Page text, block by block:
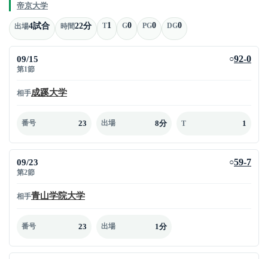
帝京大学
出場4試合 時間22分 T1 G0 PG0 DG0
09/15
第1節
○92-0
相手成蹊大学
番号 23 出場 8分 T 1
09/23
第2節
○59-7
相手青山学院大学
番号 23 出場 1分